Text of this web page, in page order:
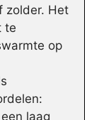
zolder. Het
te
op
laag